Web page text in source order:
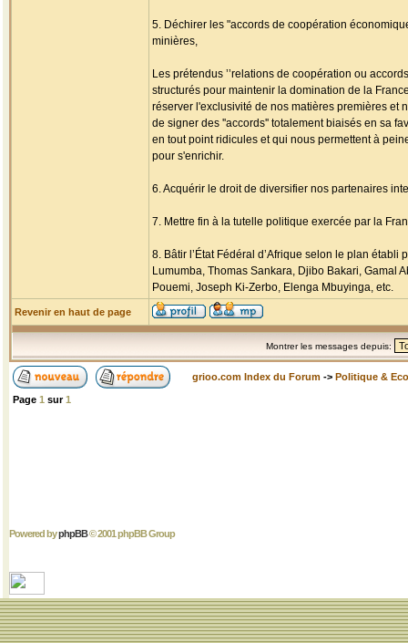
5. Déchirer les "accords de coopération
minières,
Les prétendus ’’relations de coopération ou
structurés pour maintenir la domination de la
réserver l'exclusivité de nos matières premières et
de signer des ''accords'' totalement biaisés en sa
en tout point ridicules et qui nous permettent à
pour s'enrichir.
6. Acquérir le droit de diversifier nos partenaires
7. Mettre fin à la tutelle politique exercée par la
8. Bâtir l’État Fédéral d’Afrique selon le plan
Lumumba, Thomas Sankara, Djibo Bakari, Gamal
Pouemi, Joseph Ki-Zerbo, Elenga Mbuyinga, etc.
Revenir en haut de page
Montrer les messages depuis:
grioo.com Index du Forum -> Politique &
Page 1 sur1
Powered byphpBB© 2001 phpBB Group